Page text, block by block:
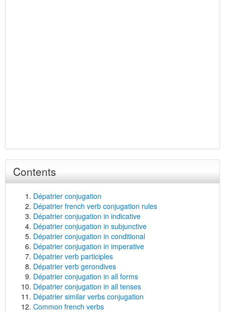
Contents
Dépatrier conjugation
Dépatrier french verb conjugation rules
Dépatrier conjugation in indicative
Dépatrier conjugation in subjunctive
Dépatrier conjugation in conditional
Dépatrier conjugation in imperative
Dépatrier verb participles
Dépatrier verb gerondives
Dépatrier conjugation in all forms
Dépatrier conjugation in all tenses
Dépatrier similar verbs conjugation
Common french verbs